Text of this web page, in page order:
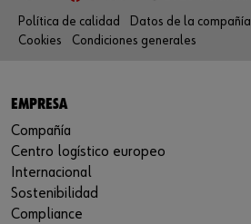
Política de calidad
Datos de la compañía
Cookies
Condiciones generales
EMPRESA
Compañía
Centro logístico europeo
Internacional
Sostenibilidad
Compliance